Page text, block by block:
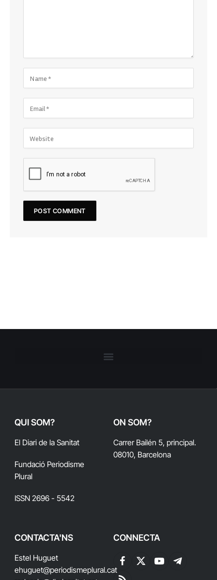
QUI SOM?
El Diari de la Sanitat
Fundació Periodisme
Plural
ISSN 2696 - 5542
ON SOM?
Carrer Bailén 5, principal.
08010, Barcelona
CONTACTA'NS
Estel Huguet
ehuguet@periodismeplural.cat
CONNECTA
Facebook
X
YouTubeTelegram